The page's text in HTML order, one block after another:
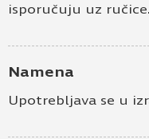
isporučuju uz ručice.
Namena
Upotrebljava se u